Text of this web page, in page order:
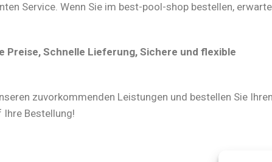
Service. Wenn Sie im best-pool-shop bestellen,
Preise, Schnelle Lieferung, Sichere und flexible
zuvorkommenden Leistungen und bestellen Sie
Bestellung!